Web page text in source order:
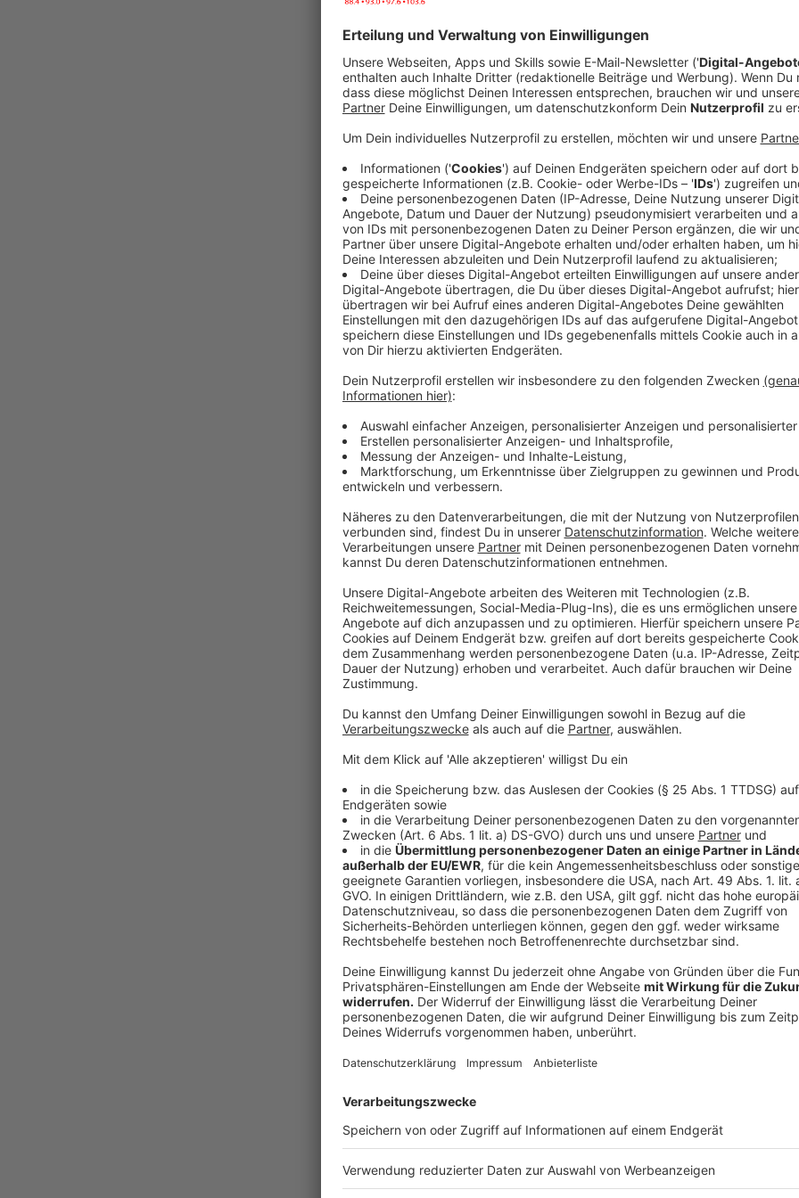
Anzeige
Suderwick/Dinxperlo, unser deutsch-
Krippentour auf. Initiatorin ist Rosi aus Suderwick.
weitgehend coronakonform war. An 53 Standorten
Menge schöne, seltene, und ungewöhnliche
lang, 17 Krippenstandorte sind auf deutscher Seite
Seite sind es 35 in Dinxperlo und eine im
mit Euren Familien auf die Suche nach 5 Häschen
versteckt sind und mit Glück sogar noch ein kleines
Krippe besonders gefällt - manche kann man auch
Die Krippentour geht bis zum 6. Januar 2021. Alle
"Es gibt viel zu sehen!"
Anzeige